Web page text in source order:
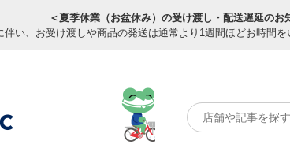
＜夏季休業（お盆休み）の受け渡し・配送遅延のお
伴い、お受け渡しや商品の発送は通常より1週間ほどお時間を